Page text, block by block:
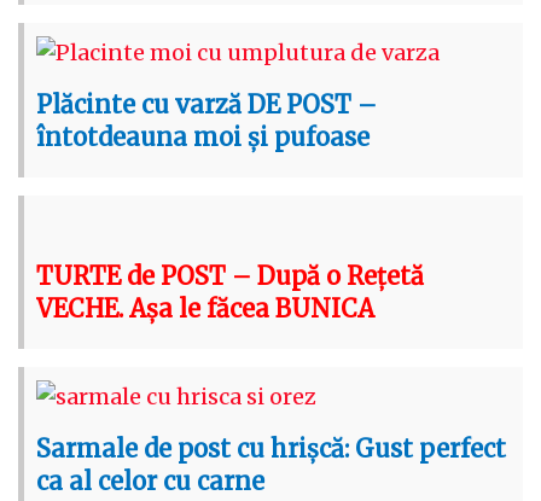
Plăcinte cu varză DE POST –
întotdeauna moi și pufoase
TURTE de POST – După o Rețetă
VECHE. Așa le făcea BUNICA
Sarmale de post cu hrișcă: Gust perfect
ca al celor cu carne